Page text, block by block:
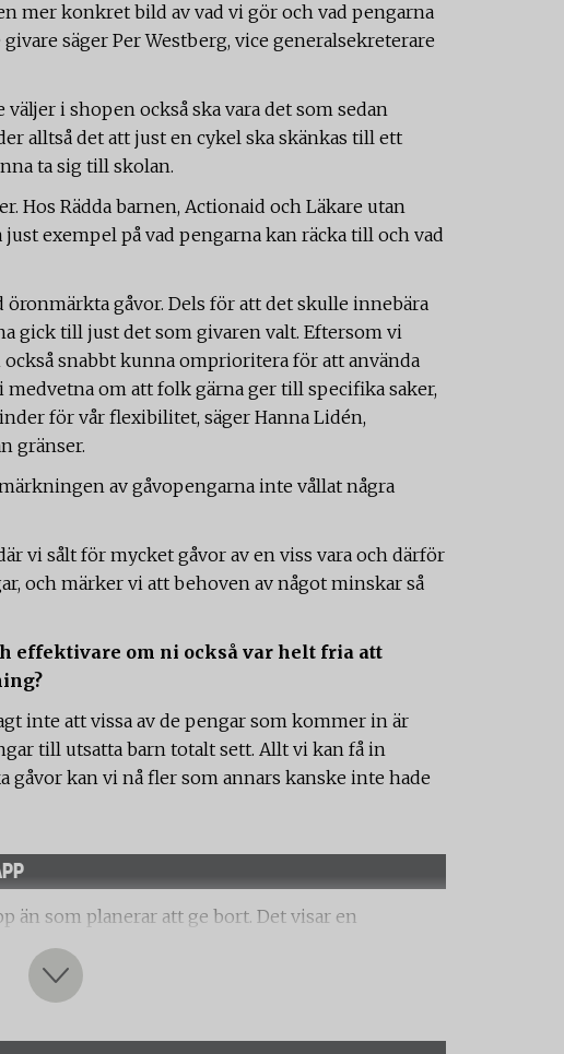
mer konkret bild av vad vi gör och vad pengarna
säger Per Westberg, vice generalsekreterare
i shopen också ska vara det som sedan
alltså det att just en cykel ska skänkas till ett
ta sig till skolan.
Hos Rädda barnen, Actionaid och Läkare utan
exempel på vad pengarna kan räcka till och vad
öronmärkta gåvor. Dels för att det skulle innebära
gick till just det som givaren valt. Eftersom vi
snabbt kunna omprioritera för att använda
medvetna om att folk gärna ger till specifika saker,
för vår flexibilitet, säger Hanna Lidén,
gränser.
av gåvopengarna inte vållat några
vi sålt för mycket gåvor av en viss vara och därför
och märker vi att behoven av något minskar så
effektivare om ni också var helt fria att
inte att vissa av de pengar som kommer in är
till utsatta barn totalt sett. Allt vi kan få in
gåvor kan vi nå fler som annars kanske inte hade
än som planerar att ge bort. Det visar en
Insamlingsråd, FRII gjort tillsammans med
procent svarade kanske och 31 procent svarade